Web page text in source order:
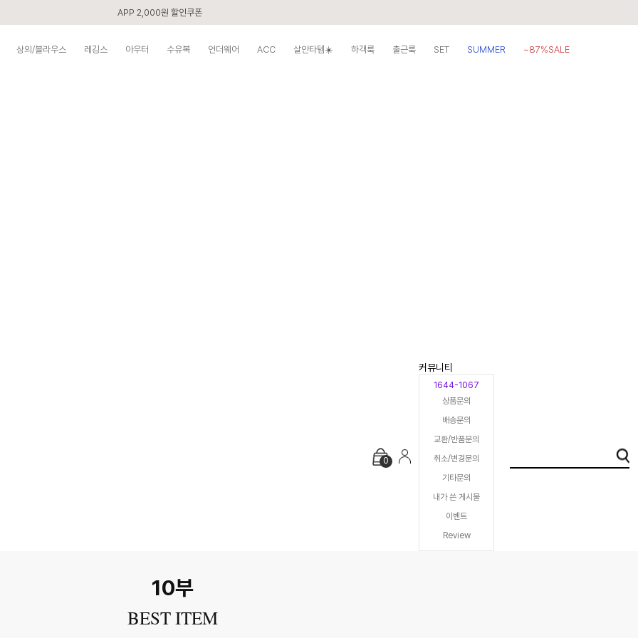
첫 구매 5% 감사쿠폰
상의/블라우스 레깅스 아우터 수유복 언더웨어 ACC 살안타템☀️ 하객룩 출근룩 SET SUMMER
~87%SALE
0
커뮤니티
1644-1067
상품문의
배송문의
교환/반품문의
취소/변경문의
기타문의
내가 쓴 게시물
이벤트
Review
10부
BEST ITEM